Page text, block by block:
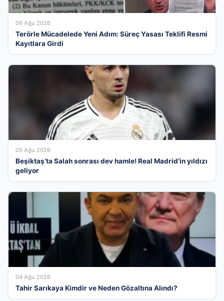
06 Ağu 2026
Terörle Mücadelede Yeni Adım: Süreç Yasası Teklifi Resmi
Kayıtlara Girdi
05 Ağu 2026
Beşiktaş’ta Salah sonrası dev hamle! Real Madrid’in yıldızı
geliyor
04 Ağu 2026
Tahir Sarıkaya Kimdir ve Neden Gözaltına Alındı?